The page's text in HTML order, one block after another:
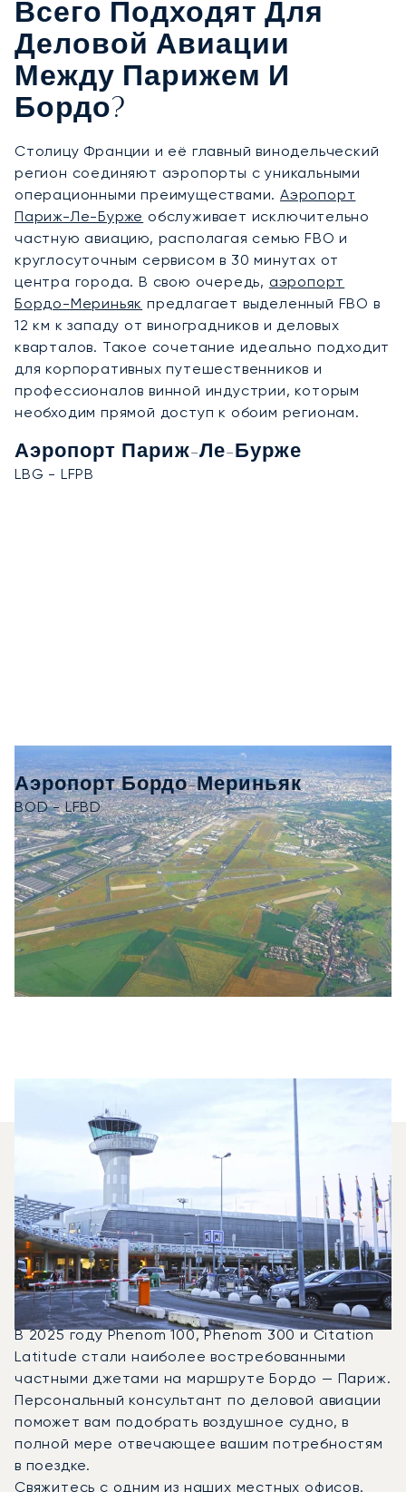
Всего Подходят Для
Деловой Авиации
Между Парижем И
Бордо?
Столицу Франции и её главный винодельческий
регион соединяют аэропорты с уникальными
операционными преимуществами. Аэропорт
Париж-Ле-Бурже обслуживает исключительно
частную авиацию, располагая семью FBO и
круглосуточным сервисом в 30 минутах от
центра города. В свою очередь, аэропорт
Бордо-Мериньяк предлагает выделенный FBO в
12 км к западу от виноградников и деловых
кварталов. Такое сочетание идеально подходит
для корпоративных путешественников и
профессионалов винной индустрии, которым
необходим прямой доступ к обоим регионам.
Аэропорт Париж-Ле-Бурже
LBG - LFPB
Аэропорт Бордо-Мериньяк
BOD - LFBD
Какие Типы Бизнес-
Джетов Можно
Арендовать Для
Перелета Между
Парижем И Бордо?
В 2025 году Phenom 100, Phenom 300 и Citation
Latitude стали наиболее востребованными
частными джетами на маршруте Бордо — Париж.
Персональный консультант по деловой авиации
поможет вам подобрать воздушное судно, в
полной мере отвечающее вашим потребностям
в поездке.
Свяжитесь с одним из наших местных офисов.